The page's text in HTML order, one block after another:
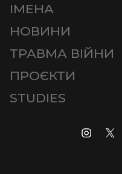
ІМЕНА
НОВИНИ
ТРАВМА ВІЙНИ
ПРОЄКТИ
STUDIES